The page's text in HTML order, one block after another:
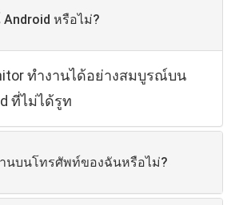
หรือไม่?
ทํางานได้อย่างสมบูรณ์บน
ที่ไม่ได้รูท
นบนโทรศัพท์ของฉันหรือไม่?